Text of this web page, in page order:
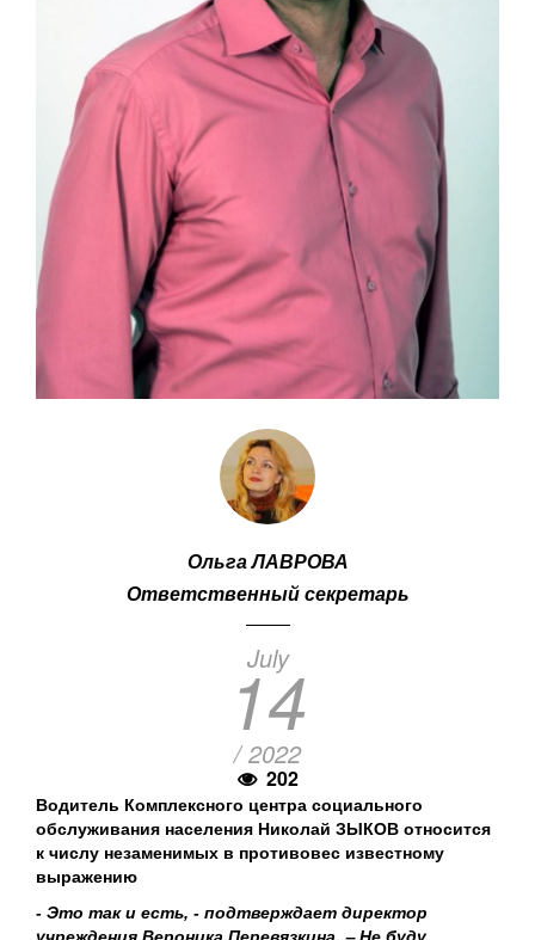
Ольга ЛАВРОВА
Ответственный секретарь
July
14
/ 2022
202
Водитель Комплексного центра социального
обслуживания населения Николай ЗЫКОВ относится
к числу незаменимых в противовес известному
выражению
- Это так и есть, - подтверждает директор